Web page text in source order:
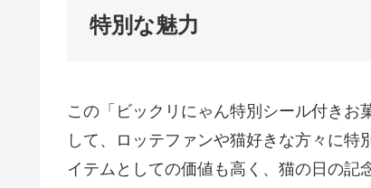
特別な魅力
この「ビックリにゃん特別シール付きお
して、ロッテファンや猫好きな方々に
イテムとしての価値も高く、猫の日の記